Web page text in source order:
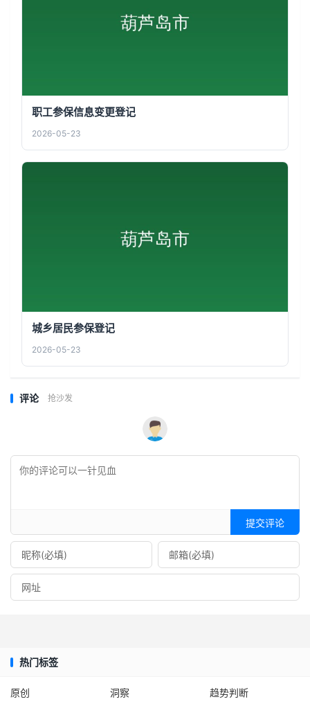
职工参保信息变更登记
2026-05-23
城乡居民参保登记
2026-05-23
评论 抢沙发
提交评论
热门标签
原创 洞察 趋势判断